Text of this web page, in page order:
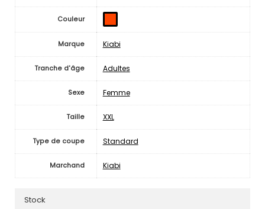
Couleur
Marque Kiabi
Tranche d'âge Adultes
Sexe Femme
Taille XXL
Type de coupe Standard
Marchand Kiabi
Stock